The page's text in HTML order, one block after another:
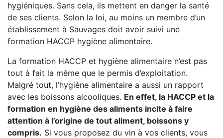
hygiéniques. Sans cela, ils mettent en danger la santé
de ses clients. Selon la loi, au moins un membre d’un
établissement à Sauvages doit avoir suivi une
formation HACCP hygiène alimentaire.
La formation HACCP et hygiène alimentaire n’est pas
tout à fait la même que le permis d’exploitation.
Malgré tout, l’hygiène alimentaire a aussi un rapport
avec les boissons alcooliques. En effet, la HACCP et la
formation en hygiène des aliments incite à faire
attention à l’origine de tout aliment, boissons y
compris. Si vous proposez du vin à vos clients, vous